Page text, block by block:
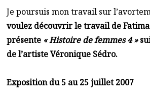
Je poursuis mon travail sur
voulez découvrir le travail de
présente « Histoire de femmes 4 »
de l’artiste Véronique Sédro.
Exposition du 5 au 25 juillet 2007